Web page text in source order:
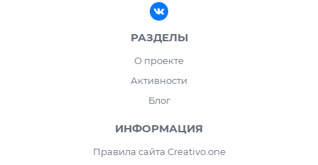
РАЗДЕЛЫ
О проекте
Активности
Блог
ИНФОРМАЦИЯ
Правила сайта Creativo.one